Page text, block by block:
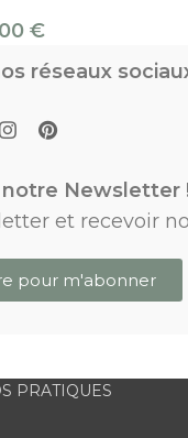
€
réseaux
Newsletter
et recevoir
pour m'abonner
PRATIQUES